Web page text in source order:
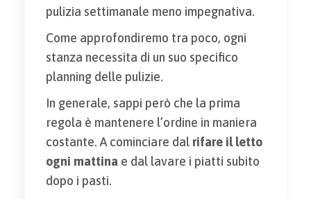
pulizia settimanale meno impegnativa.
Come approfondiremo tra poco, ogni
stanza necessita di un suo specifico
planning delle pulizie.
In generale, sappi però che la prima
regola è mantenere l’ordine in maniera
costante. A cominciare dal rifare il letto
ogni mattina e dal lavare i piatti subito
dopo i pasti.